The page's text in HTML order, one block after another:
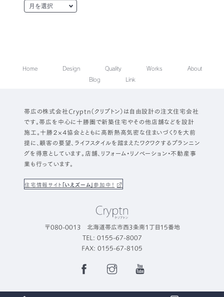
Home Design Quality Works
About
Blog
Link
帯広の株式会社Cryptn（クリプトン）は自由設計の注文住宅会社
です。帯広を中心に十勝圏で新築住宅やその他店舗などを設計
施工。十勝２×４協会とともに高断熱高気密な住まいづくりを大前
提に、顧客の要望、ライフスタイルを踏まえたワクワクするプランニン
グを得意としています。店舗、リフォーム・リノベーション・不動産事
業も行っています。
住宅情報サイト「いえズーム」参加中！
〒080-0013 北海道帯広市西3条南1丁目15番地
TEL: 0155-67-8007
FAX: 0155-67-8105
FacebookInstagramYouTube